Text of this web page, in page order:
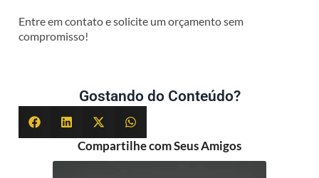
Entre em contato e solicite um orçamento sem
compromisso!
Gostando do Conteúdo?
Compartilhe com Seus Amigos